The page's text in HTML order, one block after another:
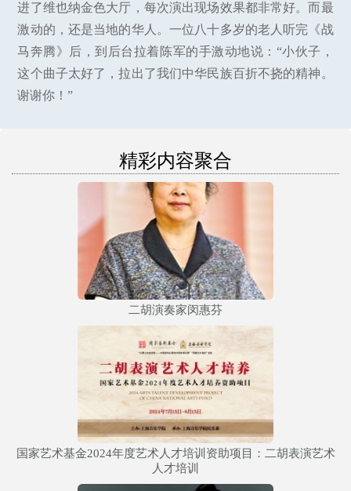
进了维也纳金色大厅，每次演出现场效果都非常好。而最
激动的，还是当地的华人。一位八十多岁的老人听完《战
马奔腾》后，到后台拉着陈军的手激动地说：“小伙子，
这个曲子太好了，拉出了我们中华民族百折不挠的精神。
谢谢你！”
精彩内容聚合
二胡演奏家闵惠芬
国家艺术基金2024年度艺术人才培训资助项目：二胡表演艺术
人才培训